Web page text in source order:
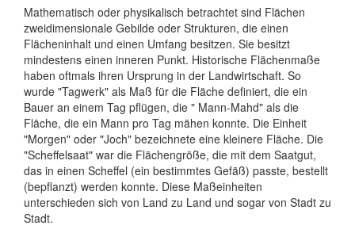
Mathematisch oder physikalisch betrachtet sind Flächen
zweidimensionale Gebilde oder Strukturen, die einen
Flächeninhalt und einen Umfang besitzen. Sie besitzt
mindestens einen inneren Punkt. Historische Flächenmaße
haben oftmals ihren Ursprung in der Landwirtschaft. So
wurde "Tagwerk" als Maß für die Fläche definiert, die ein
Bauer an einem Tag pflügen, die " Mann-Mahd" als die
Fläche, die ein Mann pro Tag mähen konnte. Die Einheit
"Morgen" oder "Joch" bezeichnete eine kleinere Fläche. Die
"Scheffelsaat" war die Flächengröße, die mit dem Saatgut,
das in einen Scheffel (ein bestimmtes Gefäß) passte, bestellt
(bepflanzt) werden konnte. Diese Maßeinheiten
unterschieden sich von Land zu Land und sogar von Stadt zu
Stadt.